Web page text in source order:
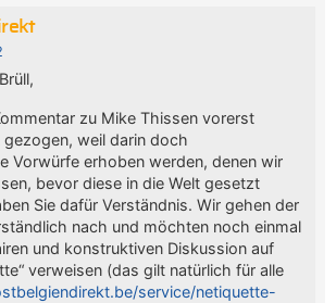
zu Mike Thissen vorerst
weil darin doch
Vorwürfe erhoben werden, denen wir
bevor diese in die Welt gesetzt
Sie dafür Verständnis. Wir gehen der
nach und möchten noch einmal
und konstruktiven Diskussion auf
verweisen (das gilt natürlich für alle
service/netiquette-